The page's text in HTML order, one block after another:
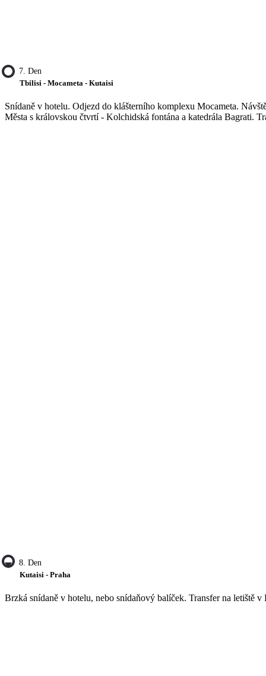
7. Den
Tbilisi - Mocameta - Kutaisi
Snídaně v hotelu. Odjezd do klášterního komplexu Mocameta.
Města s královskou čtvrtí - Kolchidská fontána a katedrála Bagrati.
8. Den
Kutaisi - Praha
Brzká snídaně v hotelu, nebo snídaňový balíček. Transfer na letiště